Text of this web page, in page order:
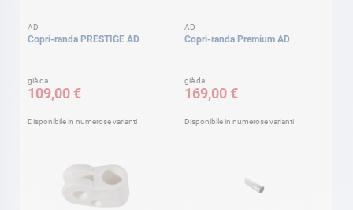
AD
Copri-randa PRESTIGE AD
già da
109,00 €
Disponibile in numerose varianti
AD
Copri-randa Premium AD
già da
169,00 €
Disponibile in numerose varianti